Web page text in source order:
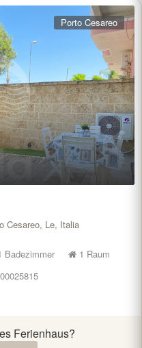
Porto Cesareo
Cesareo, Le, Italia
Badezimmer
1 Raum
Ferienhaus?